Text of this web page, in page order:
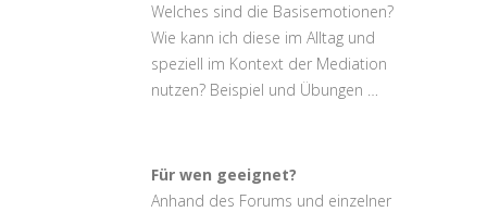
Welches sind die Basisemotionen?
Wie kann ich diese im Alltag und
speziell im Kontext der Mediation
nutzen? Beispiel und Übungen …
Für wen geeignet?
Anhand des Forums und einzelner